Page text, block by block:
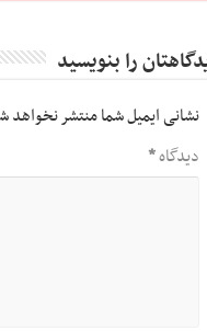
را بنویسید
نشانی ایمیل شما منتشر نخواهد
دیدگاه*